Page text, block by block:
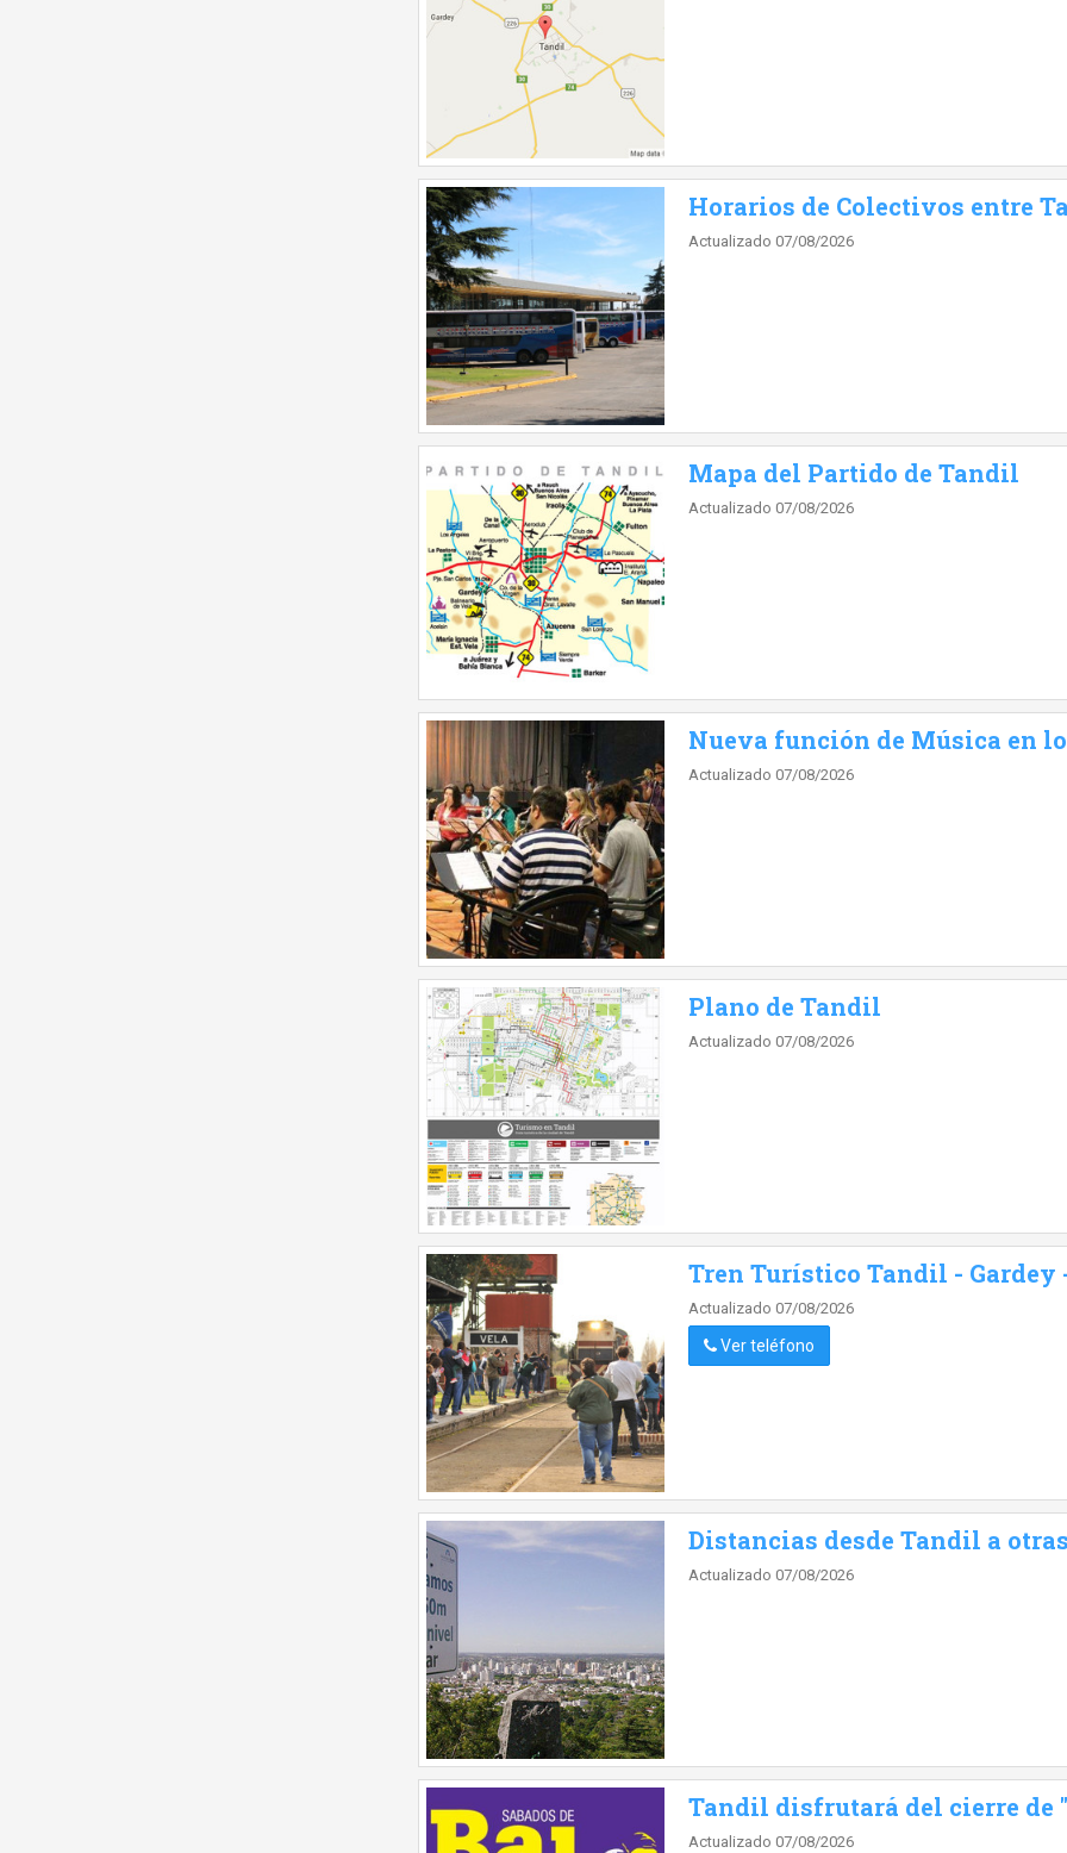
Horarios de Colectivos entre
Actualizado 07/08/2026
Mapa del Partido de Tandil
Actualizado 07/08/2026
Nueva función de Música en
Actualizado 07/08/2026
Plano de Tandil
Actualizado 07/08/2026
Tren Turístico Tandil - Gardey
Actualizado 07/08/2026
Ver teléfono
Distancias desde Tandil a
Actualizado 07/08/2026
Tandil disfrutará del cierre de
Actualizado 07/08/2026